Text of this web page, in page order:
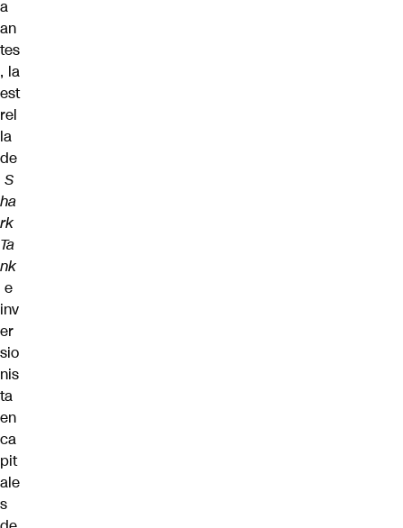
a
an
tes
, la
est
rel
la
de
S
ha
rk
Ta
nk
e
inv
er
sio
nis
ta
en
ca
pit
ale
s